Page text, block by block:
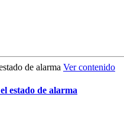
Ver contenido
estado de alarma